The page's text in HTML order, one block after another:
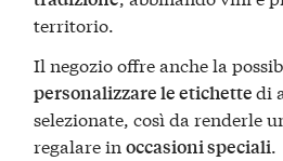
territorio.
Il negozio offre anche la
personalizzare le etichettedi
selezionate, così da renderle
regalare inoccasioni speciali.